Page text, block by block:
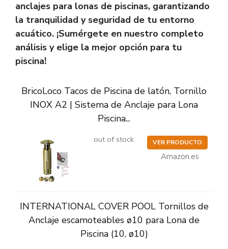
anclajes para lonas de piscinas, garantizando
la tranquilidad y seguridad de tu entorno
acuático. ¡Sumérgete en nuestro completo
análisis y elige la mejor opción para tu
piscina!
BricoLoco Tacos de Piscina de latón, Tornillo
INOX A2 | Sistema de Anclaje para Lona
Piscina...
out of stock VER PRODUCTO
Amazon.es
INTERNATIONAL COVER POOL Tornillos de
Anclaje escamoteables ø10 para Lona de
Piscina (10, ø10)